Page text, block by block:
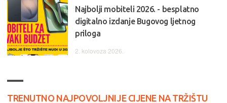
Najbolji mobiteli 2026. - besplatno
digitalno izdanje Bugovog ljetnog
priloga
2. kolovoza 2026.
TRENUTNO NAJPOVOLJNIJE CIJENE NA TRŽIŠTU